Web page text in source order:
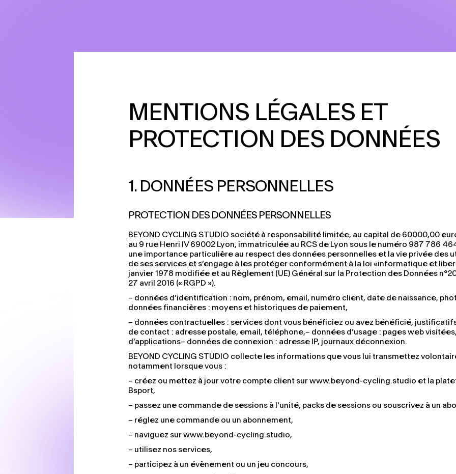
MENTIONS LÉGALES ET
PROTECTION DES DONNÉES
1. DONNÉES PERSONNELLES
PROTECTION DES DONNÉES PERSONNELLES
BEYOND CYCLING STUDIO société à responsabilité limitée, au capital de 60000,00
au 9 rue Henri IV 69002 Lyon, immatriculée au RCS de Lyon sous le numéro 987 786
une importance particulière au respect des données personnelles et la vie privée des
de ses services et s’engage à les protéger conformément à la loi «informatique et
janvier 1978 modifiée et au Règlement (UE) Général sur la Protection des Données
27 avril 2016 (« RGPD »).
– données d’identification : nom, prénom, email, numéro client, date de naissance,
données financières : moyens et historiques de paiement,
– données contractuelles : services dont vous bénéficiez ou avez bénéficié,
de contact : adresse postale, email, téléphone,– données d’usage : pages web
d’applications– données de connexion : adresse IP, journaux déconnexion.
BEYOND CYCLING STUDIO collecte les informations que vous lui transmettez
notamment lorsque vous :
– créez ou mettez à jour votre compte client sur www.beyond-cycling.studio et la
Bsport,
– passez une commande de sessions à l'unité, packs de sessions ou souscrivez à un
– réglez une commande ou un abonnement,
– naviguez sur www.beyond-cycling.studio,
– utilisez nos services,
– participez à un évènement ou un jeu concours,